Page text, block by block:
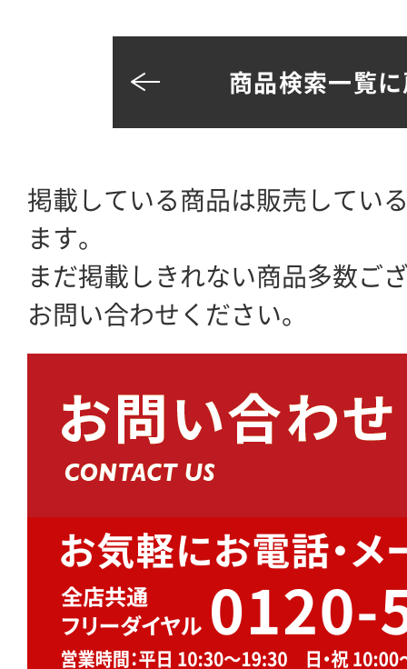
商品検索一覧
掲載している商品は販売してい
ます。
まだ掲載しきれない商品多数ご
お問い合わせください。